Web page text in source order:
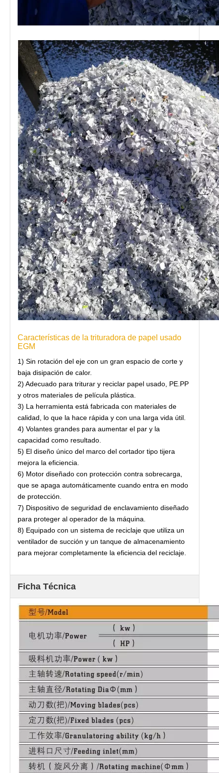
Características de la trituradora de papel usado
EGM
1) Sin rotación del eje con un gran espacio de corte y
baja disipación de calor.
2) Adecuado para triturar y reciclar papel usado, PE.PP
y otros materiales de película plástica.
3) La herramienta está fabricada con materiales de
calidad, lo que la hace rápida y con una larga vida útil.
4) Volantes grandes para aumentar el par y la
capacidad como resultado.
5) El diseño único del marco del cortador tipo tijera
mejora la eficiencia.
6) Motor diseñado con protección contra sobrecarga,
que se apaga automáticamente cuando entra en modo
de protección.
7) Dispositivo de seguridad de enclavamiento diseñado
para proteger al operador de la máquina.
8) Equipado con un sistema de reciclaje que utiliza un
ventilador de succión y un tanque de almacenamiento
para mejorar completamente la eficiencia del reciclaje.
Ficha Técnica